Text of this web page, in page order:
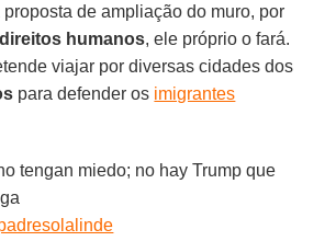
proposta de ampliação do muro, por
humanos, ele próprio o fará.
viajar por diversas cidades dos
para defender os imigrantes
tengan miedo; no hay Trump que